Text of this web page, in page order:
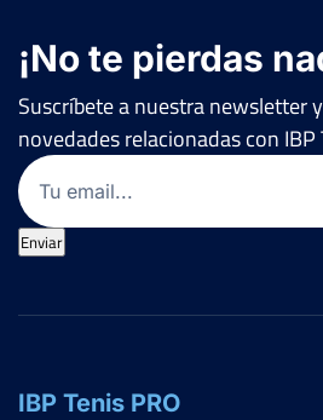
¡No te pierdas
Suscríbete a nuestra newsletter
novedades relacionadas con IBP
Email
Enviar
IBP Tenis PRO